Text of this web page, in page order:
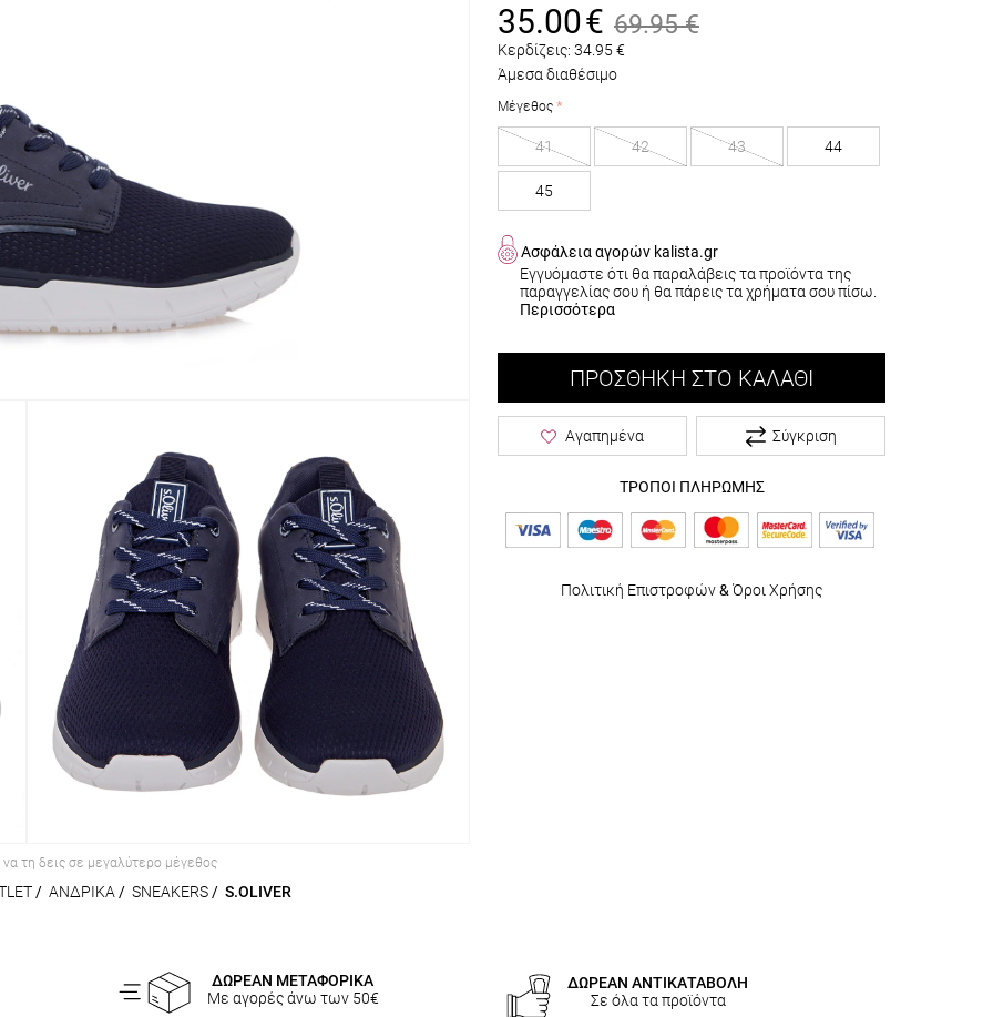
να τη δεις σε μεγαλύτερο μέγεθος
/ ΑΝΔΡΙΚΑ / SNEAKERS / S.OLIVER
35.00€ 69.95 €
Κερδίζεις: 34.95 €
Άμεσα διαθέσιμο
Μέγεθος
41 42 43 44
45
Ασφάλεια αγορών kalista.gr
Εγγυόμαστε ότι θα παραλάβεις τα προϊόντα της
παραγγελίας σου ή θα πάρεις τα χρήματα σου πίσω.
Περισσότερα
ΠΡΟΣΘΉΚΗ ΣΤΟ ΚΑΛΆΘΙ
Αγαπημένα Σύγκριση
ΤΡΟΠΟΙ ΠΛΗΡΩΜΗΣ
Πολιτική Επιστροφών& Όροι Χρήσης
ΔΩΡΕΑΝ ΜΕΤΑΦΟΡΙΚΑ
Με αγορές άνω των 50€
ΔΩΡΕΑΝ ΑΝΤΙΚΑΤΑΒΟΛΗ
Σε όλα τα προϊόντα